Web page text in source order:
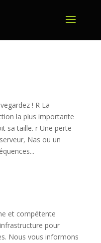
! R La
la plus importante
sa taille. r Une perte
Nas ou un
et compétente
pour
Nous vous informons